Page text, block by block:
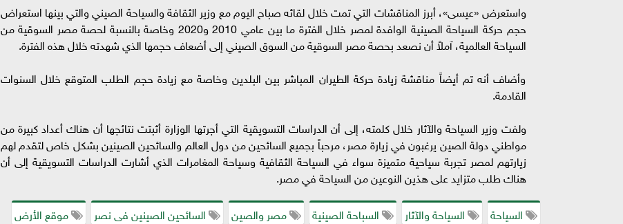
واستعرض «عيسى»، أبرز المناقشات التي تمت خلال لقائه صباح اليوم مع وزير الثقافة والسياحة الصيني والتي بينها استعراض
حجم حركة السياحة الصينية الوافدة لمصر خلال الفترة ما بين عامي 2010 و2020 وخاصة بالنسبة لحصة مصر السوقية من
السياحة العالمية، آملاً أن نصعد بحصة مصر السوقية من السوق الصيني إلى أضعاف حجمها الذي شهدته خلال هذه الفترة.
وأضاف أنه تم أيضاً مناقشة زيادة حركة الطيران المباشر بين البلدين وخاصة مع زيادة حجم الطلب المتوقع خلال السنوات
القادمة.
ولفت وزير السياحة والآثار خلال كلمته، إلى أن الدراسات التسويقية التي أجرتها الوزارة أثبتت نتائجها أن هناك أعداد كبيرة من
مواطني دولة الصين يرغبون في زيارة مصر، مرحباً بجميع السائحين من دول العالم والسائحين الصينين بشكل خاص لتقدم لهم
زيارتهم لمصر تجربة سياحية متميزة سواء في السياحة الثقافية وسياحة المغامرات الذي أشارت الدراسات التسويقية إلى أن
هناك طلب متزايد على هذين النوعين من السياحة في مصر.
السياحة
السياحة والآثار السباحة الصينية مصر والصين السائحين الصينين فى نصر
موقع الأرض